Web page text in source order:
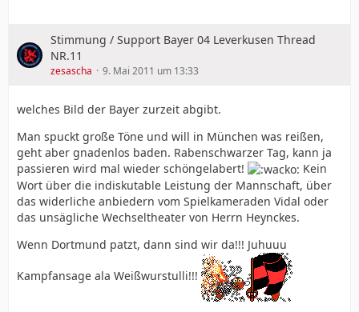
Stimmung / Support Bayer 04 Leverkusen Thread
NR.11
zesascha 9. Mai 2011 um 13:33
welches Bild der Bayer zurzeit abgibt.
Man spuckt große Töne und will in München was reißen,
geht aber gnadenlos baden. Rabenschwarzer Tag, kann ja
passieren wird mal wieder schöngelabert!
Kein
Wort über die indiskutable Leistung der Mannschaft, über
das widerliche anbiedern vom Spielkameraden Vidal oder
das unsägliche Wechseltheater von Herrn Heynckes.
Wenn Dortmund patzt, dann sind wir da!!! Juhuuu
Kampfansage ala Weißwurstulli!!!